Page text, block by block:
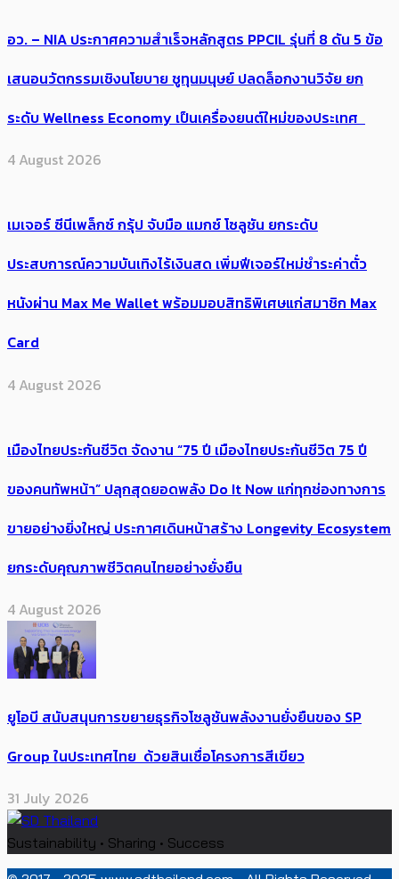
อว. – NIA ประกาศความสำเร็จหลักสูตร PPCIL รุ่นที่ 8 ดัน 5 ข้อ
เสนอนวัตกรรมเชิงนโยบาย ชูทุนมนุษย์ ปลดล็อกงานวิจัย ยก
ระดับ Wellness Economy เป็นเครื่องยนต์ใหม่ของประเทศ
4 August 2026
เมเจอร์ ซีนีเพล็กซ์ กรุ้ป จับมือ แมกซ์ โซลูชัน ยกระดับ
ประสบการณ์ความบันเทิงไร้เงินสด เพิ่มฟีเจอร์ใหม่ชำระค่าตั๋ว
หนังผ่าน Max Me Wallet พร้อมมอบสิทธิพิเศษแก่สมาชิก Max
Card
4 August 2026
เมืองไทยประกันชีวิต จัดงาน “75 ปี เมืองไทยประกันชีวิต 75 ปี
ของคนทัพหน้า” ปลุกสุดยอดพลัง Do It Now แก่ทุกช่องทางการ
ขายอย่างยิ่งใหญ่ ประกาศเดินหน้าสร้าง Longevity Ecosystem
ยกระดับคุณภาพชีวิตคนไทยอย่างยั่งยืน
4 August 2026
ยูโอบี สนับสนุนการขยายธุรกิจโซลูชันพลังงานยั่งยืนของ SP
Group ในประเทศไทย ด้วยสินเชื่อโครงการสีเขียว
31 July 2026
Sustainability • Sharing • Success